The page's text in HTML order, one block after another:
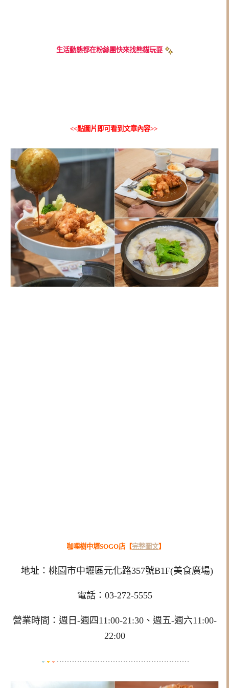
生活動態都在粉絲團快來找熊貓玩耍
<<點圖片即可看到文章內容>>
咖哩樹中壢SOGO店【完整圖文】
地址：桃園市中壢區元化路357號B1F(美食廣場)
電話：03-272-5555
營業時間：週日-週四11:00-21:30、週五-週六11:00-
22:00